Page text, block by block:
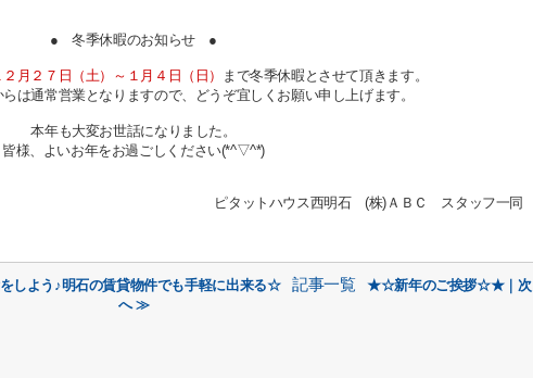
● 冬季休暇のお知らせ ●
２月２７ 日（土）～１月４日（日）
まで冬季休暇とさせて頂きます。
は通常営業となりますので、どうぞ宜しくお願い申し上げます。
本年も大変お世話になりました。
皆様、よいお年をお過ごしください(*^▽^*)
ピタットハウス西明石 (株)ＡＢＣ スタッフ一同
しよう♪明石の賃貸物件でも手軽に出来る☆ 記事一覧
★☆新年のご挨拶☆★｜次
へ ≫